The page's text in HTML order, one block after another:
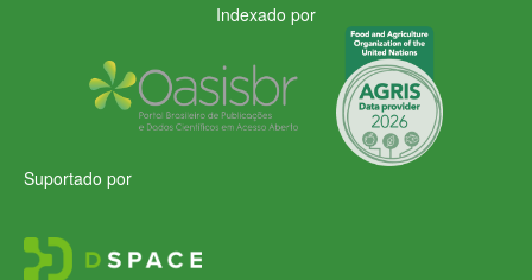
Indexado por
Suportado por